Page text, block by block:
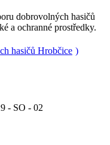
dobrovolných hasičů
a ochranné prostředky.
)